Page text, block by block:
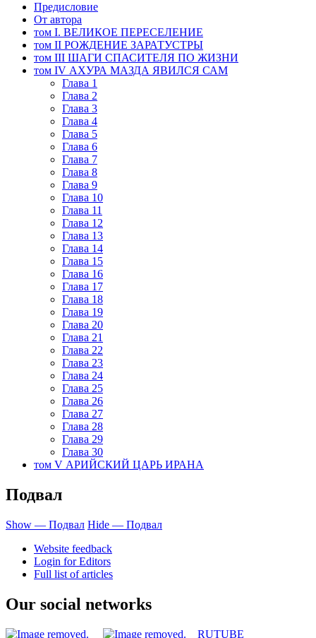
Предисловие
От автора
том I. ВЕЛИКОЕ ПЕРЕСЕЛЕНИЕ
том II РОЖДЕНИЕ ЗАРАТУСТРЫ
том III ШАГИ СПАСИТЕЛЯ ПО ЖИЗНИ
том IV АХУРА МАЗДА ЯВИЛСЯ САМ
Глава 1
Глава 2
Глава 3
Глава 4
Глава 5
Глава 6
Глава 7
Глава 8
Глава 9
Глава 10
Глава 11
Глава 12
Глава 13
Глава 14
Глава 15
Глава 16
Глава 17
Глава 18
Глава 19
Глава 20
Глава 21
Глава 22
Глава 23
Глава 24
Глава 25
Глава 26
Глава 27
Глава 28
Глава 29
Глава 30
том V АРИЙСКИЙ ЦАРЬ ИРАНА
Подвал
Show — Подвал Hide — Подвал
Website feedback
Login for Editors
Full list of articles
Our social networks
RUTUBE